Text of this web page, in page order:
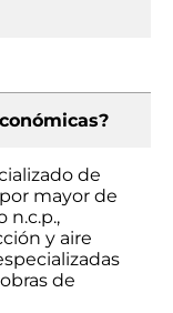
de
mayor de
n.c.p.,
y aire
de